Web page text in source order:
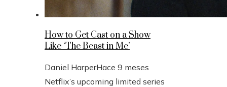
How to Get Cast on a Show
Like ‘The Beast in Me’
Daniel HarperHace 9 meses
Netflix’s upcoming limited series